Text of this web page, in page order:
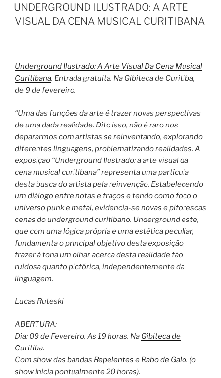
EM
UNDERGROUND ILUSTRADO: A ARTE
VISUAL DA CENA MUSICAL CURITIBANA
Underground Ilustrado: A Arte Visual Da Cena Musical
Curitibana. Entrada gratuita. Na Gibiteca de Curitiba,
de 9 de fevereiro.
“Uma das funções da arte é trazer novas perspectivas
de uma dada realidade. Dito isso, não é raro nos
depararmos com artistas se reinventando, explorando
diferentes linguagens, problematizando realidades. A
exposição “Underground Ilustrado: a arte visual da
cena musical curitibana” representa uma partícula
desta busca do artista pela reinvenção. Estabelecendo
um diálogo entre notas e traços e tendo como foco o
universo punk e metal, evidencia-se novas e pitorescas
cenas do underground curitibano. Underground este,
que com uma lógica própria e uma estética peculiar,
fundamenta o principal objetivo desta exposição,
trazer à tona um olhar acerca desta realidade tão
ruidosa quanto pictórica, independentemente da
linguagem.
Lucas Ruteski
ABERTURA:
Dia: 09 de Fevereiro. As 19 horas. Na Gibiteca de
Curitiba.
Com show das bandas Repelentes e Rabo de Galo. (o
show inicia pontualmente 20 horas).